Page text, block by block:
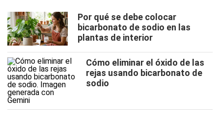
Por qué se debe colocar
bicarbonato de sodio en las
plantas de interior
Cómo eliminar el óxido de las
rejas usando bicarbonato de
sodio